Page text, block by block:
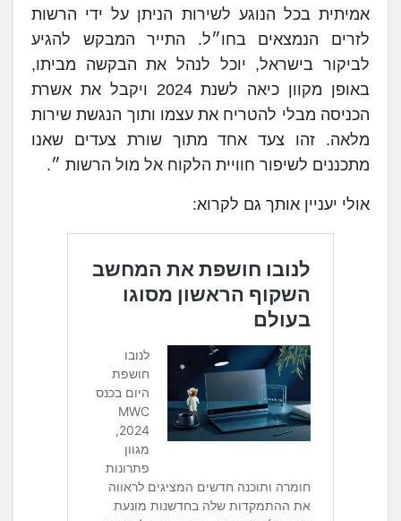
אמיתית בכל הנוגע לשירות הניתן על ידי הרשות
לזרים הנמצאים בחו״ל. התייר המבקש להגיע
לביקור בישראל, יוכל לנהל את הבקשה מביתו,
באופן מקוון כיאה לשנת 2024 ויקבל את אשרת
הכניסה מבלי להטריח את עצמו ותוך הנגשת שירות
מלאה. זהו צעד אחד מתוך שורת צעדים שאנו
מתכננים לשיפור חוויית הלקוח אל מול הרשות ״.
אולי יעניין אותך גם לקרוא: